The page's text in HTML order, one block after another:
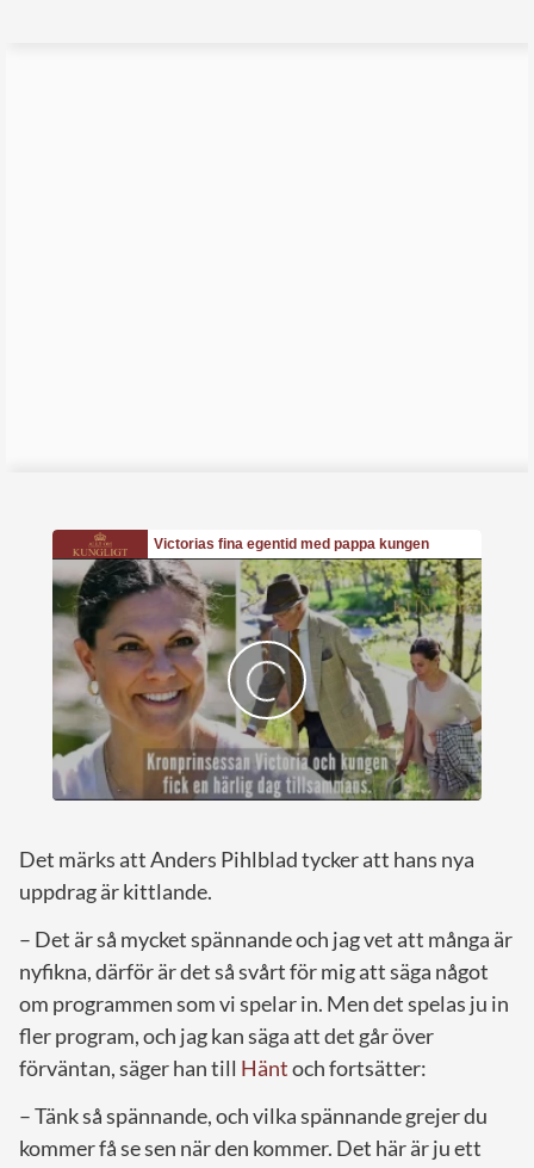
Det märks att Anders Pihlblad tycker att hans nya
uppdrag är kittlande.
– Det är så mycket spännande och jag vet att många är
nyfikna, därför är det så svårt för mig att säga något
om programmen som vi spelar in. Men det spelas ju in
fler program, och jag kan säga att det går över
förväntan, säger han till Häntoch fortsätter:
– Tänk så spännande, och vilka spännande grejer du
kommer få se sen när den kommer. Det här är ju ett